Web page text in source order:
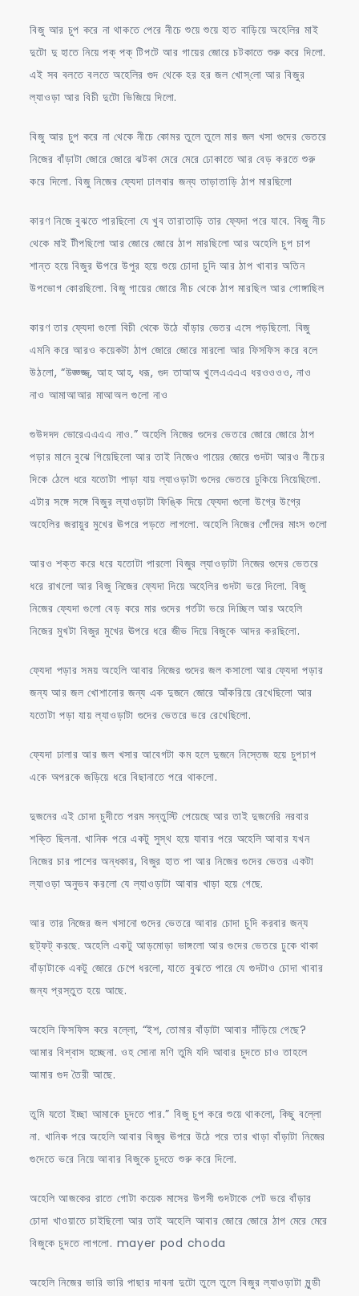
বিজু আর চুপ করে না থাকতে পেরে নীচে শুয়ে শুয়ে হাত বাড়িয়ে অহেলির মাই
দুটো দু হাতে নিয়ে পক্ পক্ টিপটে আর গায়ের জোরে চটকাতে শুরু করে দিলো.
এই সব বলতে বলতে অহেলির গুদ থেকে হর হর জল খোস্‌লো আর বিজুর
ল্যাওড়া আর বিচী দুটো ভিজিয়ে দিলো.
বিজু আর চুপ করে না থেকে নীচে কোমর তুলে তুলে মার জল খসা গুদের ভেতরে
নিজের বাঁড়াটা জোরে জোরে ঝটকা মেরে মেরে ঢোকাতে আর বেড় করতে শুরু
করে দিলো. বিজু নিজের ফ্যেদা ঢালবার জন্য তাড়াতাড়ি ঠাপ মারছিলো
কারণ নিজে বুঝতে পারছিলো যে খুব তারাতাড়ি তার ফ্যেদা পরে যাবে. বিজু নীচ
থেকে মাই টীপছিলো আর জোরে জোরে ঠাপ মারছিলো আর অহেলি চুপ চাপ
শান্ত হয়ে বিজুর ঊপরে উপুর হয়ে শুয়ে চোদা চুদি আর ঠাপ খাবার অতিন
উপভোগ কোরছিলো. বিজু গায়ের জোরে নীচ থেকে ঠাপ মারছিল আর গোঙ্গাছিল
কারণ তার ফ্যেদা গুলো বিচী থেকে উঠে বাঁড়ার ভেতর এসে পড়ছিলো. বিজু
এমনি করে আরও কয়েকটা ঠাপ জোরে জোরে মারলো আর ফিসফিস করে বলে
উঠলো, “উঙ্জ্জ্জ্, আহ আহ, ধরূ, গুদ তাআঅ খুলেএএএএ ধরওওওও, নাও
নাও আমাআআর মাআঅল গুলো নাও
গুউদদদ ভোরেএএএএ নাও.” অহেলি নিজের গুদের ভেতরে জোরে জোরে ঠাপ
পড়ার মানে বুঝে গিয়েছিলো আর তাই নিজেও গায়ের জোরে গুদটা আরও নীচের
দিকে ঠেলে ধরে যতোটা পাড়া যায় ল্যাওড়াটা গুদের ভেতরে ঢুকিয়ে নিয়েছিলো.
এটার সঙ্গে সঙ্গে বিজুর ল্যাওড়াটা ফিঙ্কি দিয়ে ফ্যেদা গুলো উগ্রে উগ্রে
অহেলির জরায়ুর মুখের ঊপরে পড়তে লাগলো. অহেলি নিজের পোঁদের মাংস গুলো
আরও শক্ত করে ধরে যতোটা পারলো বিজুর ল্যাওড়াটা নিজের গুদের ভেতরে
ধরে রাখলো আর বিজু নিজের ফ্যেদা দিয়ে অহেলির গুদটা ভরে দিলো. বিজু
নিজের ফ্যেদা গুলো বেড় করে মার গুদের গর্তটা ভরে দিচ্ছিল আর অহেলি
নিজের মুখটা বিজুর মুখের ঊপরে ধরে জীভ দিয়ে বিজুকে আদর করছিলো.
ফ্যেদা পড়ার সময় অহেলি আবার নিজের গুদের জল কসালো আর ফ্যেদা পড়ার
জন্য আর জল খোশানোর জন্য এক দুজনে জোরে আঁকরিয়ে রেখেছিলো আর
যতোটা পড়া যায় ল্যাওড়াটা গুদের ভেতরে ভরে রেখেছিলো.
ফ্যেদা ঢালার আর জল খসার আবেগটা কম হলে দুজনে নিস্তেজ হয়ে চুপচাপ
একে অপরকে জড়িয়ে ধরে বিছানাতে পরে থাকলো.
দুজনের এই চোদা চুদীতে পরম সন্তুস্টি পেয়েছে আর তাই দুজনেরি নরবার
শক্তি ছিলনা. খানিক পরে একটু সুস্থ হয়ে যাবার পরে অহেলি আবার যখন
নিজের চার পাশের অন্ধকার, বিজুর হাত পা আর নিজের গুদের ভেতর একটা
ল্যাওড়া অনুভব করলো যে ল্যাওড়াটা আবার খাড়া হয়ে গেছে.
আর তার নিজের জল খসানো গুদের ভেতরে আবার চোদা চুদি করবার জন্য
ছট্‌ফট্ করছে. অহেলি একটু আড়মোড়া ভাঙ্গলো আর গুদের ভেতরে ঢুকে থাকা
বাঁড়াটাকে একটু জোরে চেপে ধরলো, যাতে বুঝতে পারে যে গুদটাও চোদা খাবার
জন্য প্রস্তুত হয়ে আছে.
অহেলি ফিসফিস করে বল্লো, “ইশ, তোমার বাঁড়াটা আবার দাঁড়িয়ে গেছে?
আমার বিশ্বাস হচ্ছেনা. ওহ সোনা মণি তুমি যদি আবার চুদতে চাও তাহলে
আমার গুদ তৈরী আছে.
তুমি যতো ইচ্ছা আমাকে চুদতে পার.” বিজু চুপ করে শুয়ে থাকলো, কিছু বল্লো
না. খানিক পরে অহেলি আবার বিজুর ঊপরে উঠে পরে তার খাড়া বাঁড়াটা নিজের
গুদেতে ভরে নিয়ে আবার বিজুকে চুদতে শুরু করে দিলো.
অহেলি আজকের রাতে গোটা কয়েক মাসের উপসী গুদটাকে পেট ভরে বাঁড়ার
চোদা খাওয়াতে চাইছিলো আর তাই অহেলি আবার জোরে জোরে ঠাপ মেরে মেরে
বিজুকে চুদতে লাগলো. mayer pod choda
অহেলি নিজের ভারি ভারি পাছার দাবনা দুটো তুলে তুলে বিজুর ল্যাওড়াটা মুন্ডী